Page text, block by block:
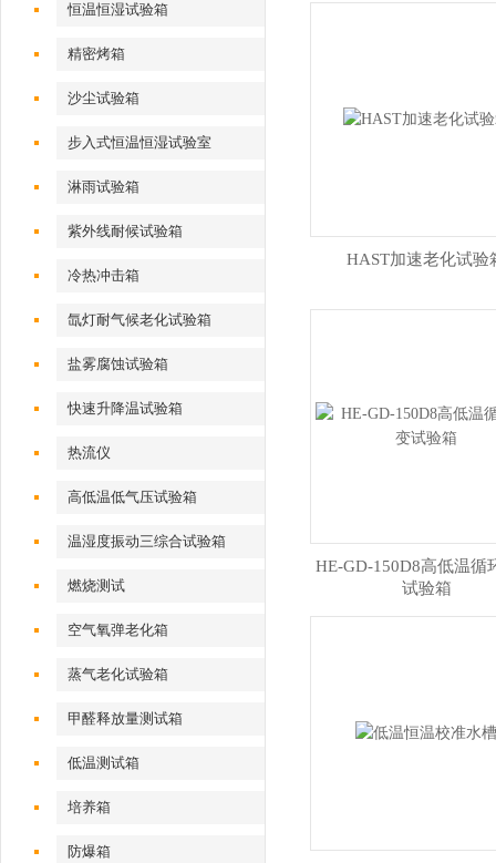
恒温恒湿试验箱
精密烤箱
沙尘试验箱
步入式恒温恒湿试验室
淋雨试验箱
紫外线耐候试验箱
冷热冲击箱
氙灯耐气候老化试验箱
盐雾腐蚀试验箱
快速升降温试验箱
热流仪
高低温低气压试验箱
温湿度振动三综合试验箱
燃烧测试
空气氧弹老化箱
蒸气老化试验箱
甲醛释放量测试箱
低温测试箱
培养箱
防爆箱
HAST加速老化试验
HE-GD-150D8高低温循
试验箱